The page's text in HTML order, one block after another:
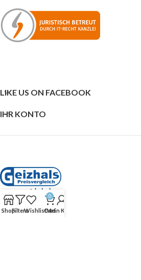
LIKE US ON FACEBOOK
IHR KONTO
ShopFiltersWishlist
0
Cart
Mein Konto